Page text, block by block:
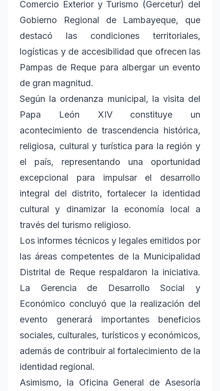
Comercio Exterior y Turismo (Gercetur) del
Gobierno Regional de Lambayeque, que
destacó las condiciones territoriales,
logísticas y de accesibilidad que ofrecen las
Pampas de Reque para albergar un evento
de gran magnitud.
Según la ordenanza municipal, la visita del
Papa León XIV constituye un
acontecimiento de trascendencia histórica,
religiosa, cultural y turística para la región y
el país, representando una oportunidad
excepcional para impulsar el desarrollo
integral del distrito, fortalecer la identidad
cultural y dinamizar la economía local a
través del turismo religioso.
Los informes técnicos y legales emitidos por
las áreas competentes de la Municipalidad
Distrital de Reque respaldaron la iniciativa.
La Gerencia de Desarrollo Social y
Económico concluyó que la realización del
evento generará importantes beneficios
sociales, culturales, turísticos y económicos,
además de contribuir al fortalecimiento de la
identidad regional.
Asimismo, la Oficina General de Asesoría